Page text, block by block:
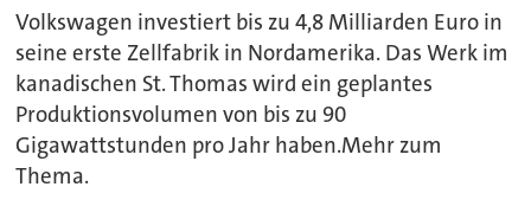
Volkswagen investiert bis zu 4,8 Milliarden Euro in
seine erste Zellfabrik in Nordamerika. Das Werk im
kanadischen St. Thomas wird ein geplantes
Produktionsvolumen von bis zu 90
Gigawattstunden pro Jahr haben.Mehr zum
Thema.